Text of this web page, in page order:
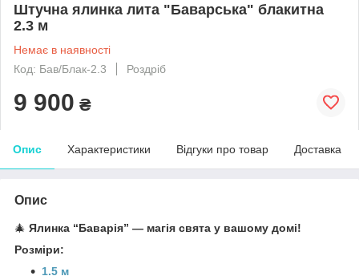
Штучна ялинка лита "Баварська" блакитна
2.3 м
Немає в наявності
Код: Бав/Блак-2.3
Роздріб
9 900 ₴
Опис Характеристики Відгуки про товар Доставка
Опис
🎄 Ялинка “Баварія” — магія свята у вашому домі!
Розміри:
1.5 м